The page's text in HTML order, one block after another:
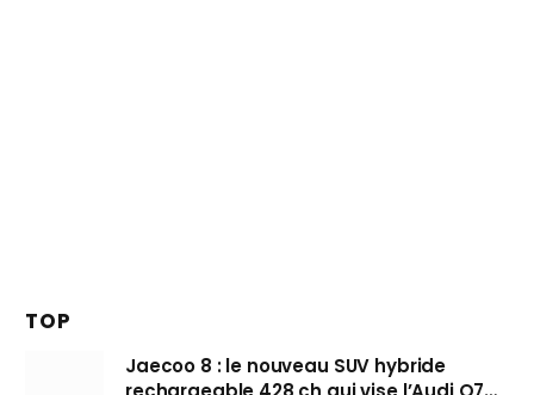
TOP
Jaecoo 8 : le nouveau SUV hybride